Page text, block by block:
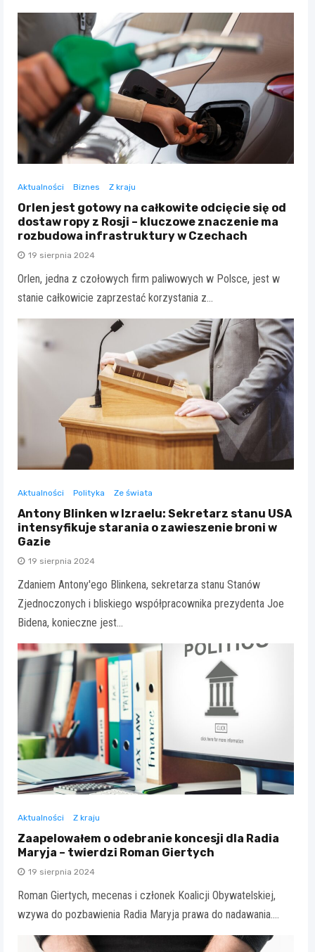
Aktualności Biznes Z kraju
Orlen jest gotowy na całkowite odcięcie się od
dostaw ropy z Rosji – kluczowe znaczenie ma
rozbudowa infrastruktury w Czechach
19 sierpnia 2024
Orlen, jedna z czołowych firm paliwowych w Polsce, jest w
stanie całkowicie zaprzestać korzystania z…
Aktualności Polityka Ze świata
Antony Blinken w Izraelu: Sekretarz stanu USA
intensyfikuje starania o zawieszenie broni w
Gazie
19 sierpnia 2024
Zdaniem Antony'ego Blinkena, sekretarza stanu Stanów
Zjednoczonych i bliskiego współpracownika prezydenta Joe
Bidena, konieczne jest…
Aktualności Z kraju
Zaapelowałem o odebranie koncesji dla Radia
Maryja – twierdzi Roman Giertych
19 sierpnia 2024
Roman Giertych, mecenas i członek Koalicji Obywatelskiej,
wzywa do pozbawienia Radia Maryja prawa do nadawania.…